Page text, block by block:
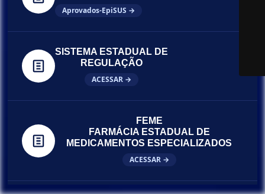
Aprovados-EpiSUS →
SISTEMA ESTADUAL DE
REGULAÇÃO
ACESSAR →
FEME
FARMÁCIA ESTADUAL DE
MEDICAMENTOS ESPECIALIZADOS
ACESSAR →